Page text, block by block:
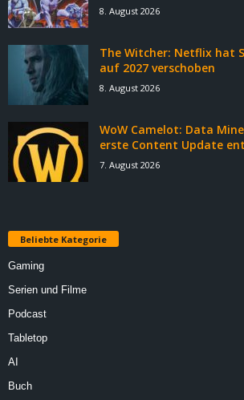
8. August 2026
The Witcher: Netflix hat
auf 2027 verschoben
8. August 2026
WoW Camelot: Data
erste Content Update
7. August 2026
Beliebte Kategorie
Gaming
Serien und Filme
Podcast
Tabletop
AI
Buch